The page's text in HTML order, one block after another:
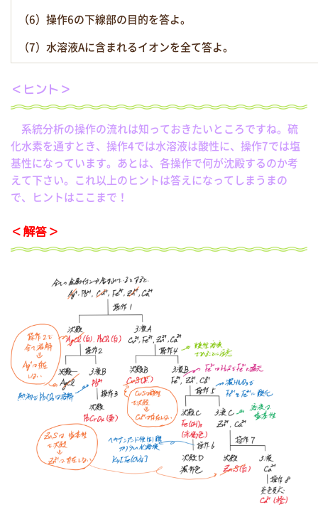
（6）操作6の下線部の目的を答よ。
（7）水溶液Aに含まれるイオンを全て答よ。
＜ヒント＞
系統分析の操作の流れは知っておきたいところですね。硫
化水素を通すとき、操作4では水溶液は酸性に、操作7では塩
基性になっています。あとは、各操作で何が沈殿するのか考
えて下さい。これ以上のヒントは答えになってしまうまの
で、ヒントはここまで！
＜解答＞